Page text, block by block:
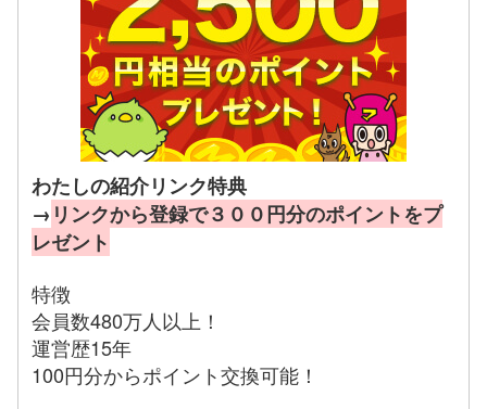
わたしの紹介リンク特典
→ リンクから登録で３００円分のポイントをプ
レゼント
特徴
会員数480万人以上！
運営歴15年
100円分からポイント交換可能！